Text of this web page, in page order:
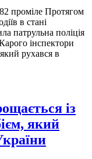
проміле Протягом
в стані
патрульна поліція
інспектори
рухався в
із
який